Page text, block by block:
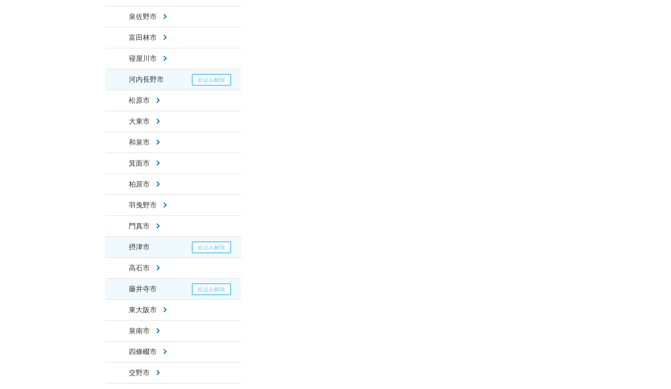
泉佐野市
富田林市
寝屋川市
河内長野市
松原市
大東市
和泉市
箕面市
柏原市
羽曳野市
門真市
摂津市
高石市
藤井寺市
東大阪市
泉南市
四條畷市
交野市